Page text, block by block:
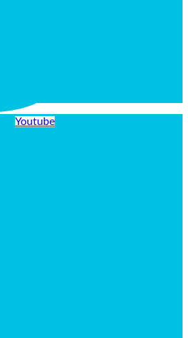
Youtube